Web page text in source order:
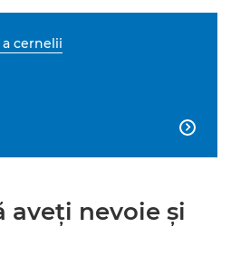
cernelii

aveţi nevoie şi